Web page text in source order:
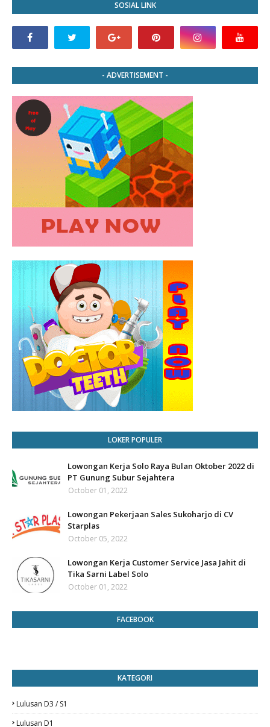
SOSIAL LINK
- ADVERTISEMENT -
LOKER POPULER
Lowongan Kerja Solo Raya Bulan Oktober 2022 di
PT Gunung Subur Sejahtera
October 01, 2022
Lowongan Pekerjaan Sales Sukoharjo di CV
Starplas
October 05, 2022
Lowongan Kerja Customer Service Jasa Jahit di
Tika Sarni Label Solo
October 01, 2022
FACEBOOK
KATEGORI
Lulusan D3 / S1
Lulusan D1